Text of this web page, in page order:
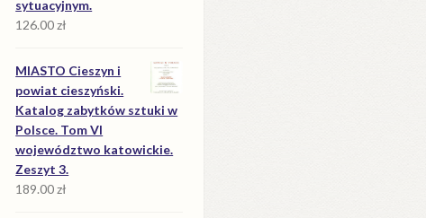
sytuacyjnym.
126.00zł
MIASTO Cieszyn i
powiat cieszyński.
Katalog zabytków sztuki w
Polsce. Tom VI
województwo katowickie.
Zeszyt 3.
189.00zł